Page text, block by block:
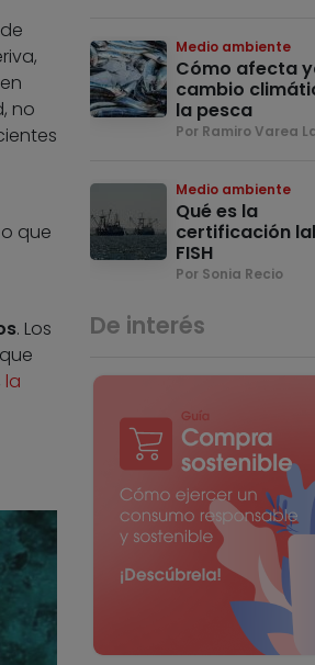
no
que
. Los
la
Medio ambiente
Cómo afecta
cambio
la pesca
Por Ramiro Varea
Medio ambiente
Qué es la
certificación
FISH
Por Sonia Recio
De interés